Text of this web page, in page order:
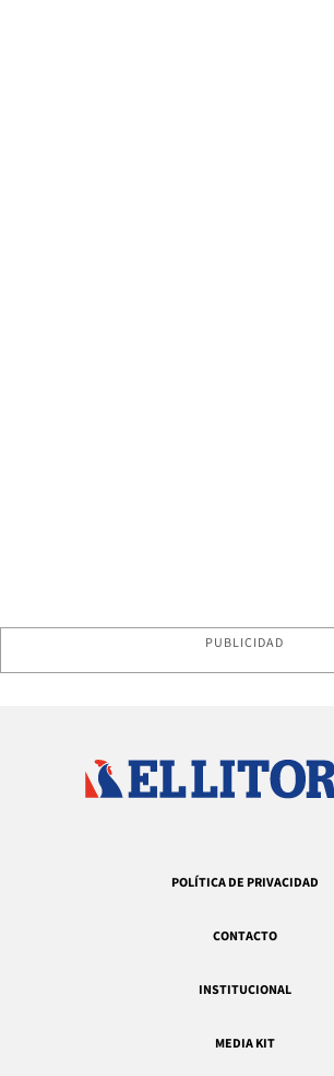
PUBLICIDAD
POLÍTICA DE PRIVACIDAD
CONTACTO
INSTITUCIONAL
MEDIA KIT